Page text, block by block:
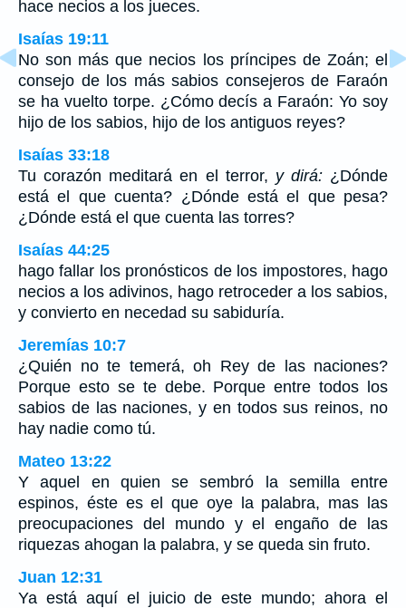
hace necios a los jueces.
Isaías 19:11
No son más que necios los príncipes de Zoán; el
consejo de los más sabios consejeros de Faraón
se ha vuelto torpe. ¿Cómo decís a Faraón: Yo soy
hijo de los sabios, hijo de los antiguos reyes?
Isaías 33:18
Tu corazón meditará en el terror, y dirá:¿Dónde
está el que cuenta? ¿Dónde está el que pesa?
¿Dónde está el que cuenta las torres?
Isaías 44:25
hago fallar los pronósticos de los impostores, hago
necios a los adivinos, hago retroceder a los sabios,
y convierto en necedad su sabiduría.
Jeremías 10:7
¿Quién no te temerá, oh Rey de las naciones?
Porque esto se te debe. Porque entre todos los
sabios de las naciones, y en todos sus reinos, no
hay nadie como tú.
Mateo 13:22
Y aquel en quien se sembró la semilla entre
espinos, éste es el que oye la palabra, mas las
preocupaciones del mundo y el engaño de las
riquezas ahogan la palabra, y se queda sin fruto.
Juan 12:31
Ya está aquí el juicio de este mundo; ahora el